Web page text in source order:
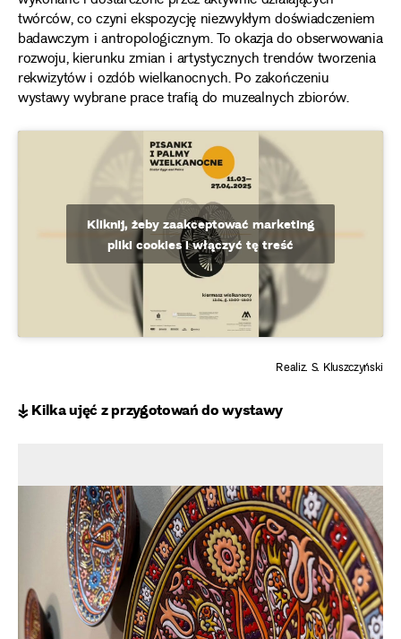
twórców, co czyni ekspozycję niezwykłym doświadczeniem
badawczym i antropologicznym. To okazja do obserwowania
rozwoju, kierunku zmian i artystycznych trendów tworzenia
rekwizytów i ozdób wielkanocnych. Po zakończeniu
wystawy wybrane prace trafią do muzealnych zbiorów.
Kliknij, żeby zaakceptować marketing
pliki cookies i włączyć tę treść
Realiz. S. Kluszczyński
↡ Kilka ujęć z przygotowań do wystawy